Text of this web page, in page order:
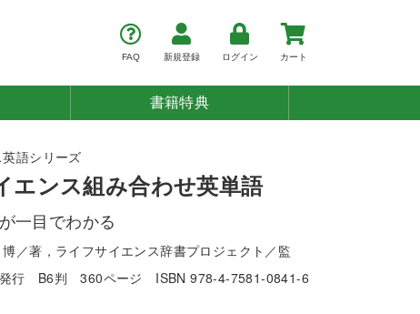
FAQ 新規登録 ログイン カート
書籍特典
語シリーズ
エンス組み合わせ英単語
一目でわかる
著，ライフサイエンス辞書プロジェクト／監
行
B6判 360ページ ISBN 978-4-7581-0841-6